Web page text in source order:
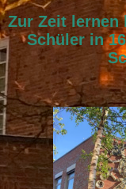
Zur Zeit lernen
Schüler in